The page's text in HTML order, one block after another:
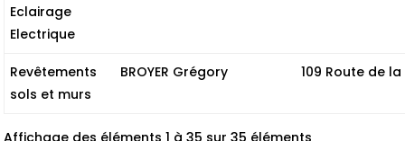
Eclairage
Electrique
Revêtements
sols et murs
BROYER Grégory 109 Route de la